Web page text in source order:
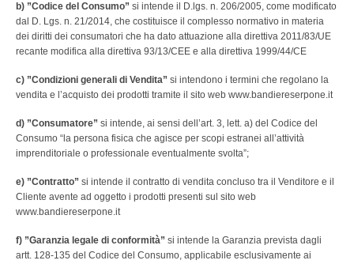
ACCESSORI
EMBLEMI ED ALTRO
MANIFESTAZIONI
MONUMENTI
ORDINI EQUESTRI
TOGHE ED ACCESSORI
b) ”Codice del Consumo” si intende il D.lgs. n. 206/2005, come modificato
dal D. Lgs. n. 21/2014, che costituisce il complesso normativo in materia
dei diritti dei consumatori che ha dato attuazione alla direttiva 2011/83/UE
recante modifica alla direttiva 93/13/CEE e alla direttiva 1999/44/CE
c) ”Condizioni generali di Vendita” si intendono i termini che regolano la
vendita e l’acquisto dei prodotti tramite il sito web www.bandiereserpone.it
d) ”Consumatore” si intende, ai sensi dell’art. 3, lett. a) del Codice del
Consumo “la persona fisica che agisce per scopi estranei all’attività
imprenditoriale o professionale eventualmente svolta”;
e) ”Contratto” si intende il contratto di vendita concluso tra il Venditore e il
Cliente avente ad oggetto i prodotti presenti sul sito web
www.bandiereserpone.it
f) ”Garanzia legale di conformità” si intende la Garanzia prevista dagli
artt. 128-135 del Codice del Consumo, applicabile esclusivamente ai